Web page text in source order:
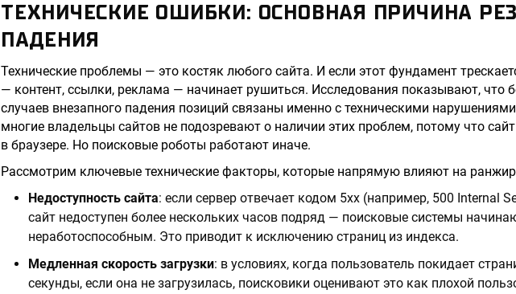
ТЕХНИЧЕСКИЕ ОШИБКИ: ОСНОВНАЯ ПРИЧИНА
ПАДЕНИЯ
Технические проблемы — это костяк любого сайта. И если этот фундамент
— контент, ссылки, реклама — начинает рушиться. Исследования показывают, что
случаев внезапного падения позиций связаны именно с техническими
многие владельцы сайтов не подозревают о наличии этих проблем, потому что
в браузере. Но поисковые роботы работают иначе.
Рассмотрим ключевые технические факторы, которые напрямую влияют на
Недоступность сайта: если сервер отвечает кодом 5xx (например, 500 Internal
сайт недоступен более нескольких часов подряд — поисковые системы
неработоспособным. Это приводит к исключению страниц из индекса.
Медленная скорость загрузки: в условиях, когда пользователь покидает
секунды, если она не загрузилась, поисковики оценивают это как плохой